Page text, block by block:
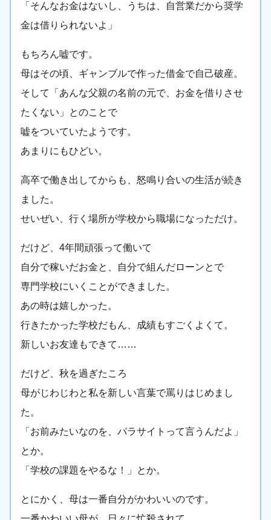
「そんなお金はないし、うちは、自営業だから奨学
金は借りられないよ」
もちろん嘘です。
母はその頃、ギャンブルで作った借金で自己破産。
そして「あんな父親の名前の元で、お金を借りさせ
たくない」とのことで
嘘をついていたようです。
あまりにもひどい。
高卒で働き出してからも、怒鳴り合いの生活が続き
ました。
せいぜい、行く場所が学校から職場になっただけ。
だけど、4年間頑張って働いて
自分で稼いだお金と、自分で組んだローンとで
専門学校にいくことができました。
あの時は嬉しかった。
行きたかった学校だもん、成績もすごくよくて。
新しいお友達もできて……
だけど、秋を過ぎたころ
母がじわじわと私を新しい言葉で罵りはじめまし
た。
「お前みたいなのを、パラサイトって言うんだよ」
とか。
「学校の課題をやるな！」とか。
とにかく、母は一番自分がかわいいのです。